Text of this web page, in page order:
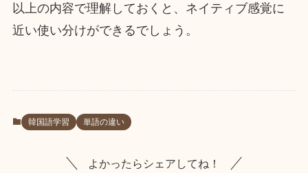
以上の内容で理解しておくと、ネイティブ感覚に
近い使い分けができるでしょう。
韓国語学習 単語の違い
よかったらシェアしてね！